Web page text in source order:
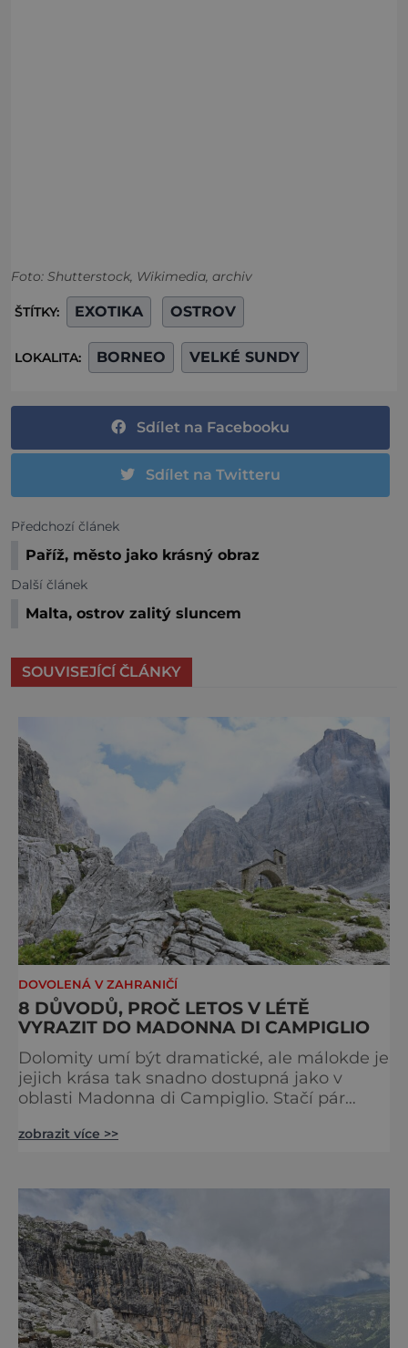
Foto: Shutterstock, Wikimedia, archiv
ŠTÍTKY: EXOTIKA OSTROV
LOKALITA: BORNEO VELKÉ SUNDY
Sdílet na Facebooku
Sdílet na Twitteru
Předchozí článek
Paříž, město jako krásný obraz
Další článek
Malta, ostrov zalitý sluncem
SOUVISEJÍCÍ ČLÁNKY
DOVOLENÁ V ZAHRANIČÍ
8 DŮVODŮ, PROČ LETOS V LÉTĚ
VYRAZIT DO MADONNA DI CAMPIGLIO
Dolomity umí být dramatické, ale málokde je
jejich krása tak snadno dostupná jako v
oblasti Madonna di Campiglio. Stačí pár
věžemi, horskými jezery a nekonečnými
dovolenou právě sem. Madonna di
Campiglio uhrane každé ráno, kdy první
paprsky kreslí na vrcholcích Brenty
zobrazit více >>